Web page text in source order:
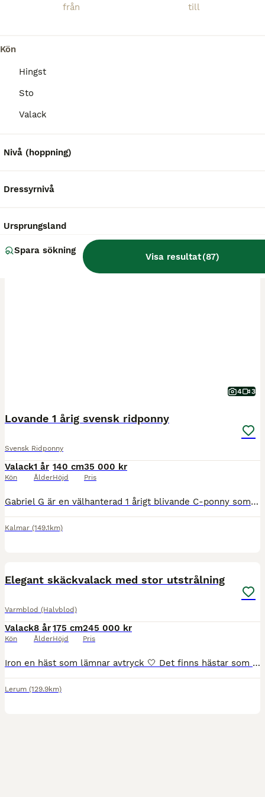
Kön
Hingst
Sto
Valack
Nivå (hoppning)
Dressyrnivå
Ursprungsland
Spara sökning
Visa resultat(87)
4 3
Lovande 1 årig svensk ridponny
Svensk Ridponny
Valack
Kön
1 år
Ålder
140 cm
Höjd
35 000 kr
Pris
Gabriel G är en välhanterad 1 årigt blivande C-ponny som är fullförsäkrad sen foster. Blir vad du gör honom till med den stammen som han har, hopp, dressyr, fälttävlan! Har hanterats sen födelsen med grimma och åkt lastbil själv. Mamma Ingrid Mari ” Mirre” är en superponny som vi köpte som 7 åring då hon var precis inriden. Hon är inskriven i som guld Kvalitetsboken s
Kalmar (149.1km)
Elegant skäckvalack med stor utstrålning
Varmblod (Halvblod)
Valack
Kön
8 år
Ålder
175 cm
Höjd
245 000 kr
Pris
Iron en häst som lämnar avtryck 🤍 Det finns hästar som man tycker om, och så finns det hästar som stannar kvar i hjärtat. Ironclad är en sådan. Ironclad är en SWB-valack född 2018 efter Warsteiner (SWB), med blod från Weltmeyer och Sambesi. Med sin ovanliga skäckfärg väcker han uppmärksamhet vart han än kommer, men det är hans vänliga personlighet och stora hjärta som g
Lerum (129.9km)